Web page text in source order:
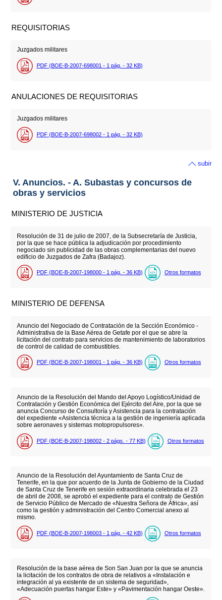
REQUISITORIAS
Juzgados militares
PDF (BOE-B-2007-698001 - 1 pág. - 32 KB)
ANULACIONES DE REQUISITORIAS
Juzgados militares
PDF (BOE-B-2007-698002 - 1 pág. - 32 KB)
subir
V. Anuncios. - A. Subastas y concursos de
obras y servicios
MINISTERIO DE JUSTICIA
Resolución de 31 de julio de 2007, de la Subsecretaría de Justicia,
por la que se hace pública la adjudicación por procedimiento
negociado sin publicidad de las obras complementarias del nuevo
edificio de Juzgados de Zafra (Badajoz).
PDF (BOE-B-2007-198000 - 1 pág. - 36 KB) Otros formatos
MINISTERIO DE DEFENSA
Anuncio del Negociado de Contratación de la Sección Económico -
Administrativa de la Base Aérea de Getafe por el que se abre la
licitación del contrato para servicios de mantenimiento de laboratorios
de control de calidad de combustibles.
PDF (BOE-B-2007-198001 - 1 pág. - 36 KB) Otros formatos
Anuncio de la Resolución del Mando del Apoyo Logístico/Unidad de
Contratación y Gestión Económica del Ejército del Aire, por la que se
anuncia Concurso de Consultoría y Asistencia para la contratación
del expediente «Asistencia técnica a la gestión de ingeniería aplicada
sobre aeronaves y sistemas motopropulsores».
PDF (BOE-B-2007-198002 - 2 págs. - 77 KB) Otros formatos
Anuncio de la Resolución del Ayuntamiento de Santa Cruz de
Tenerife, en la que por acuerdo de la Junta de Gobierno de la Ciudad
de Santa Cruz de Tenerife en sesión extraordinaria celebrada el 23
de abril de 2008, se aprobó el expediente para el contrato de Gestión
de Servicio Público de Mercado de «Nuestra Señora de África», así
como la gestión y administración del Centro Comercial anexo al
mismo.
PDF (BOE-B-2007-198003 - 1 pág. - 42 KB) Otros formatos
Resolución de la base aérea de Son San Juan por la que se anuncia
la licitación de los contratos de obra de relativos a «Instalación e
integración al ya existente de un sistema de seguridad»,
«Adecuación puertas hangar Este» y «Pavimentación hangar Oeste».